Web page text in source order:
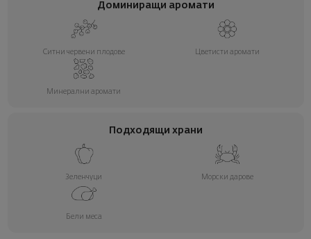
Доминиращи аромати
Ситни червени плодове Цветисти аромати
Минерални аромати
Подходящи храни
Зеленчуци Морски дарове
Бели меса